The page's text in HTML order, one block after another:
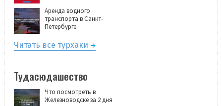
Аренда водного
транспорта в Санкт-
Петербурге
Читать все турхаки
Тудасюдашество
Что посмотреть в
Железноводске за 2 дня